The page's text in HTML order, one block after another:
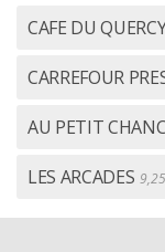
CAFE DU
CARREFOUR
AU PETIT
LES ARCADES